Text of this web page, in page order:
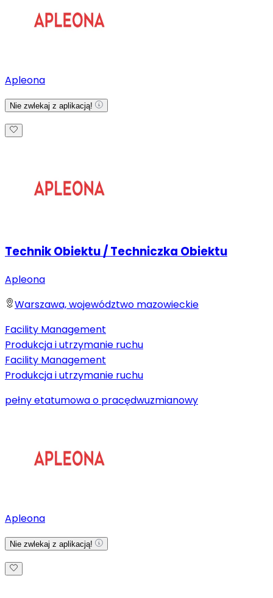
Apleona
Nie zwlekaj z aplikacją!
Technik Obiektu / Techniczka Obiektu
Apleona
Warszawa, województwo mazowieckie
Facility Management
Produkcja i utrzymanie ruchu
Facility Management
Produkcja i utrzymanie ruchu
pełny etatumowa o pracędwuzmianowy
Apleona
Nie zwlekaj z aplikacją!